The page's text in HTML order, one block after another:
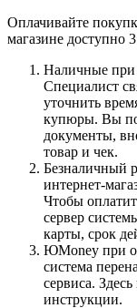
Оплачивайте
магазине доступно
Наличные при
Специалист
уточнить
купюры. Вы
документы,
товар и чек.
Безналичный
интернет-
Чтобы
сервер
карты, срок
ЮMoney при
система
сервиса.
инструкции.